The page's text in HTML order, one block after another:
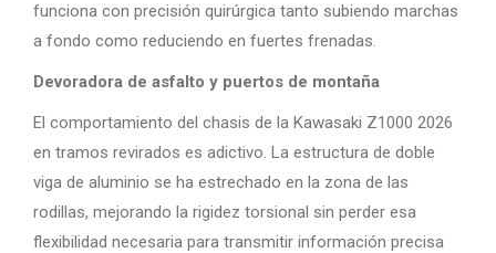
funciona con precisión quirúrgica tanto subiendo marchas
a fondo como reduciendo en fuertes frenadas.
Devoradora de asfalto y puertos de montaña
El comportamiento del chasis de la Kawasaki Z1000 2026
en tramos revirados es adictivo. La estructura de doble
viga de aluminio se ha estrechado en la zona de las
rodillas, mejorando la rigidez torsional sin perder esa
flexibilidad necesaria para transmitir información precisa